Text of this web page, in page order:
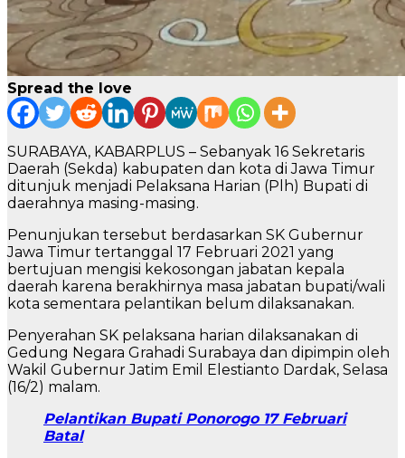
Spread the love
SURABAYA, KABARPLUS – Sebanyak 16 Sekretaris
Daerah (Sekda) kabupaten dan kota di Jawa Timur
ditunjuk menjadi Pelaksana Harian (Plh) Bupati di
daerahnya masing-masing.
Penunjukan tersebut berdasarkan SK Gubernur
Jawa Timur tertanggal 17 Februari 2021 yang
bertujuan mengisi kekosongan jabatan kepala
daerah karena berakhirnya masa jabatan bupati/wali
kota sementara pelantikan belum dilaksanakan.
Penyerahan SK pelaksana harian dilaksanakan di
Gedung Negara Grahadi Surabaya dan dipimpin oleh
Wakil Gubernur Jatim Emil Elestianto Dardak, Selasa
(16/2) malam.
Pelantikan Bupati Ponorogo 17 Februari
Batal